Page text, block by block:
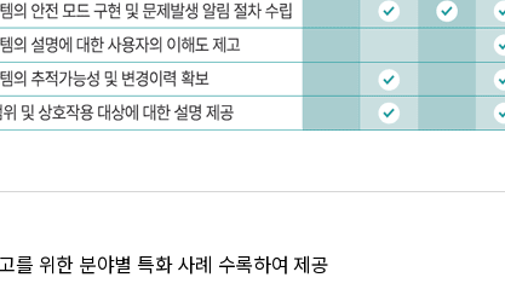
를 위한 분야별 특화 사례 수록하여 제공